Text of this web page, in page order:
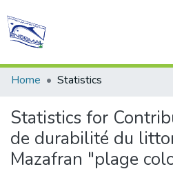
Communities &
All of
Home
Statistics
Statistics for
de durabilité du
Mazafran "plage